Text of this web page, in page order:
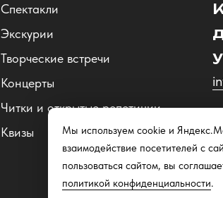
Мы используем cookie и
взаимодействие посетителей с
пользоваться сайтом, вы
политикой конфиденциальности.
Спектакли
Экскурии
Творческие встречи
Концерты
Читки и открытые репетиции
Квизы